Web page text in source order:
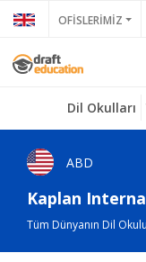
OFİSLERİMİZ
Dil Okulları
ABD
Kaplan
Tüm Dünyanın Dil Okulu